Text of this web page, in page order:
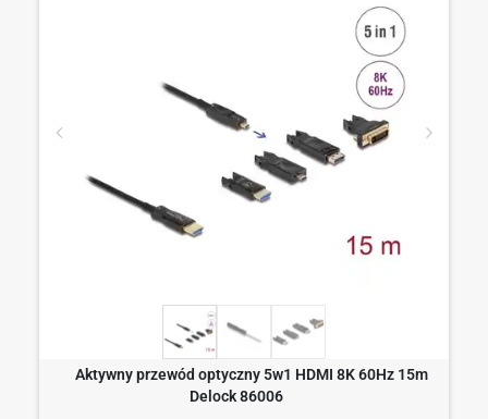
Aktywny przewód optyczny 5w1 HDMI 8K 60Hz 15m
Delock 86006